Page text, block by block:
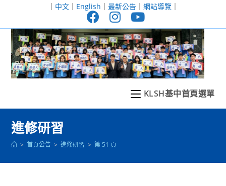
至
｜ 中文｜ English ｜ 最新公告｜ 網站導覽｜
KLSH基中首頁選單
進修研習
> 首頁公告 > 進修研習 > 第 51 頁